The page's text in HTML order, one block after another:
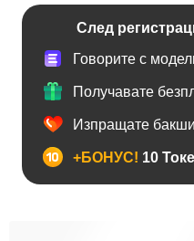
След
Говорите с
Получавате
Изпращате
+БОНУС! 10